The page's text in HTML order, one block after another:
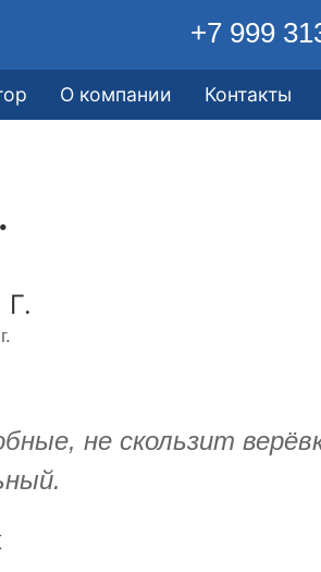
+7 999
О компании Контакты
Г.
не скользит